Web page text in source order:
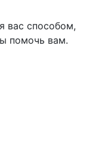
вас способом,
помочь вам.